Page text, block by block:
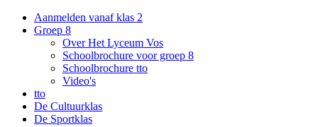
Aanmelden vanaf klas 2
Groep 8
Over Het Lyceum Vos
Schoolbrochure voor groep 8
Schoolbrochure tto
Video's
tto
De Cultuurklas
De Sportklas